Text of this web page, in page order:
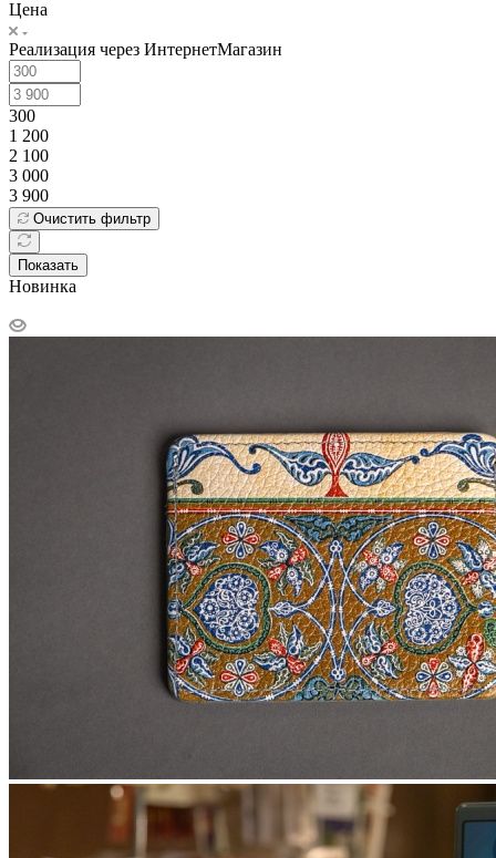
Цена
Реализация через ИнтернетМагазин
300
1 200
2 100
3 000
3 900
Очистить фильтр
Показать
Новинка